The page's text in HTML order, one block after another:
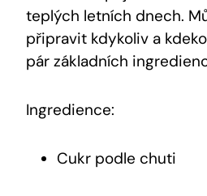
teplých‌ letních dnech.
připravit kdykoliv a
pár ⁤základních
Ingredience:
Cukr podle chuti